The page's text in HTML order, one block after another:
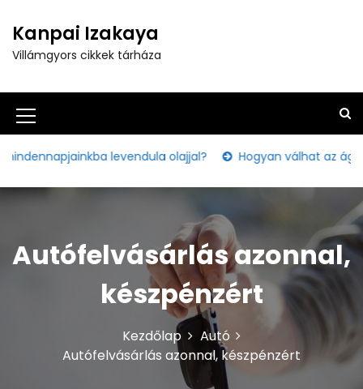
o
o
e
Kanpai Izakaya
Villámgyors cikkek tárháza
M
e
n
c
levendula olajjal? Hogyan válhat az ágyi
Autófelvásárlás azonnal,
készpénzért
Kezdőlap
Autó
Autófelvásárlás azonnal, készpénzért